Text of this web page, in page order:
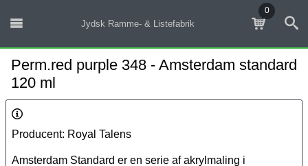
Jydsk Ramme- & Listefabrik
0
Perm.red purple 348 - Amsterdam standard
120 ml
Producent: Royal Talens
Amsterdam Standard er en serie af akrylmaling i